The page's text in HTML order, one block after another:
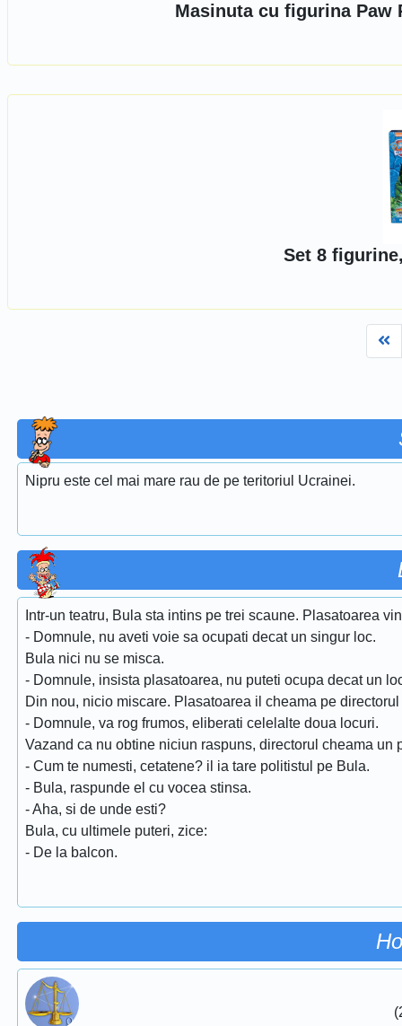
Masinuta cu figurina Paw
Set 8
Nipru este cel mai mare rau de pe teritoriul Ucrainei.
Intr-un teatru, Bula sta intins pe trei scaune. Plasatoarea
- Domnule, nu aveti voie sa ocupati decat un singur loc.
Bula nici nu se misca.
- Domnule, insista plasatoarea, nu puteti ocupa decat un
Din nou, nicio miscare. Plasatoarea il cheama pe
- Domnule, va rog frumos, eliberati celelalte doua locuri.
Vazand ca nu obtine niciun raspuns, directorul cheama un
- Cum te numesti, cetatene? il ia tare politistul pe Bula.
- Bula, raspunde el cu vocea stinsa.
- Aha, si de unde esti?
Bula, cu ultimele puteri, zice:
- De la balcon.